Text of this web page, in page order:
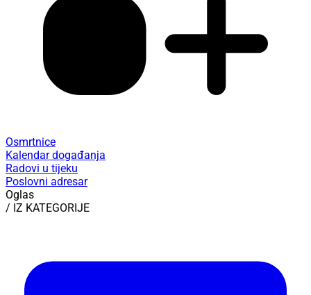
Osmrtnice
Kalendar događanja
Radovi u tijeku
Poslovni adresar
Oglas
/ IZ KATEGORIJE